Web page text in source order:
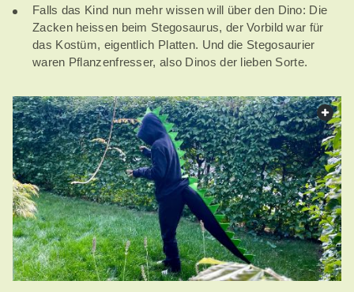
Falls das Kind nun mehr wissen will über den Dino: Die
Zacken heissen beim Stegosaurus, der Vorbild war für
das Kostüm, eigentlich Platten. Und die Stegosaurier
waren Pflanzenfresser, also Dinos der lieben Sorte.